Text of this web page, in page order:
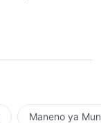
Maneno ya